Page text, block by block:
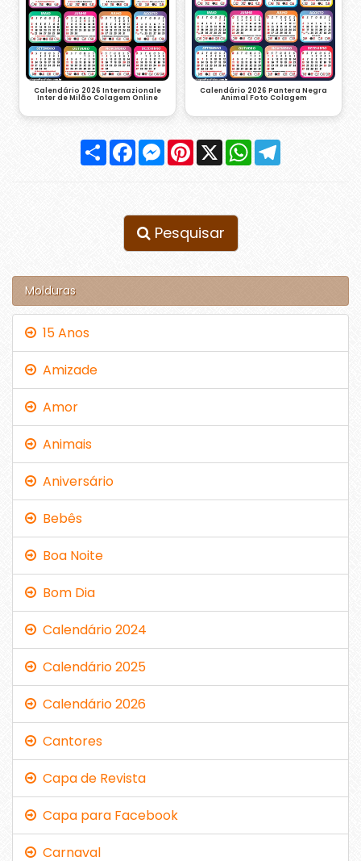
Calendário 2026 Internazionale
Inter de Milão Colagem Online
Calendário 2026 Pantera Negra
Animal Foto Colagem
Compartilhar
FacebookMessenger
Pinterest
X WhatsApp
Pesquisar
Molduras
15 Anos
Amizade
Amor
Animais
Aniversário
Bebês
Boa Noite
Bom Dia
Calendário 2024
Calendário 2025
Calendário 2026
Cantores
Capa de Revista
Capa para Facebook
Carnaval